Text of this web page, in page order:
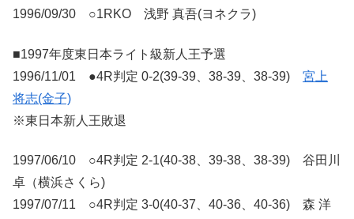
1996/09/30 ○1RKO 浅野 真吾(ヨネクラ)
■1997年度東日本ライト級新人王予選
1996/11/01 ●4R判定 0-2(39-39、38-39、38-39) 宮上
将志(金子)
※東日本新人王敗退
1997/06/10 ○4R判定 2-1(40-38、39-38、38-39) 谷田川
卓（横浜さくら)
1997/07/11 ○4R判定 3-0(40-37、40-36、40-36) 森 洋